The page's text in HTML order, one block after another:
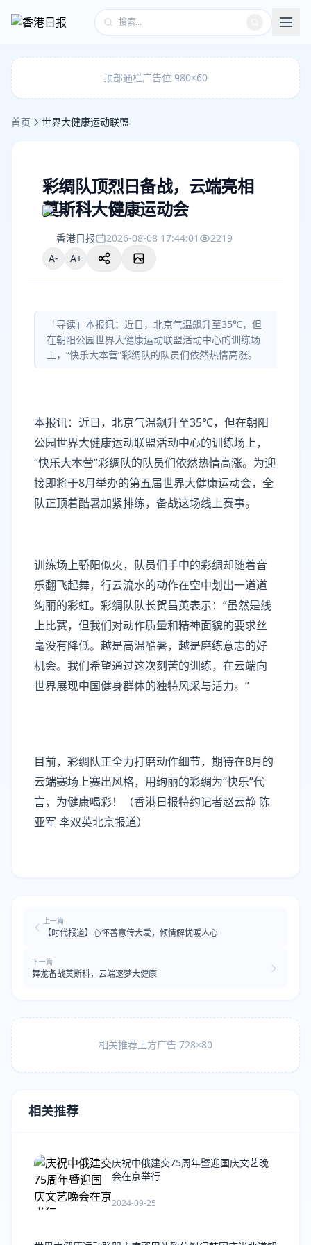
顶部通栏广告位 980×60
首页 世界大健康运动联盟
彩绸队顶烈日备战，云端亮相
莫斯科大健康运动会
香港日报 2026-08-08 17:44:01
2219
A-
A+
「导读」本报讯：近日，北京气温飙升至35℃，但
在朝阳公园世界大健康运动联盟活动中心的训练场
上，“快乐大本营”彩绸队的队员们依然热情高涨。
本报讯：近日，北京气温飙升至35℃，但在朝阳
公园世界大健康运动联盟活动中心的训练场上，
“快乐大本营”彩绸队的队员们依然热情高涨。为迎
接即将于8月举办的第五届世界大健康运动会，全
队正顶着酷暑加紧排练，备战这场线上赛事。
训练场上骄阳似火，队员们手中的彩绸却随着音
乐翻飞起舞，行云流水的动作在空中划出一道道
绚丽的彩虹。彩绸队队长贺昌英表示：“虽然是线
上比赛，但我们对动作质量和精神面貌的要求丝
毫没有降低。越是高温酷暑，越是磨练意志的好
机会。我们希望通过这次刻苦的训练，在云端向
世界展现中国健身群体的独特风采与活力。”
目前，彩绸队正全力打磨动作细节，期待在8月的
云端赛场上赛出风格，用绚丽的彩绸为“快乐”代
言，为健康喝彩！（香港日报特约记者赵云静 陈
亚军 李双英北京报道）
上一篇
【时代报道】心怀善意传大爱，倾情解忧暖人心
下一篇
舞龙备战莫斯科，云端逐梦大健康
相关推荐上方广告 728×80
相关推荐
庆祝中俄建交75周年暨迎国庆文艺晚
会在京举行
2024-09-25